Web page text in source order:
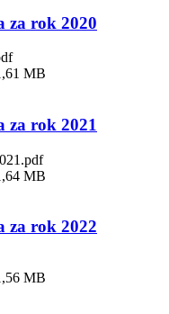
za rok 2020
MB
za rok 2021
MB
za rok 2022
MB